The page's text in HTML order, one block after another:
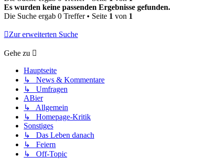
Es wurden keine passenden Ergebnisse gefunden.
Die Suche ergab 0 Treffer • Seite 1 von 1
Zur erweiterten Suche
Gehe zu
Hauptseite
↳ News & Kommentare
↳ Umfragen
ABier
↳ Allgemein
↳ Homepage-Kritik
Sonstiges
↳ Das Leben danach
↳ Feiern
↳ Off-Topic